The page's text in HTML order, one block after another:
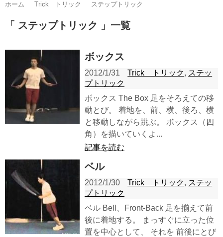
ホーム Trick トリック ステップトリック
「 ステップトリック 」一覧
ボックス
2012/1/31 Trick トリック, ステッ
プトリック
ボックス The Box 足をそろえての移
動とび。 着地を、前、横、後ろ、横
と移動しながら跳ぶ。 ボックス（四
角）を描いていくよ...
記事を読む
ベル
2012/1/30 Trick トリック, ステッ
プトリック
ベル Bell、Front-Back 足を揃えて前
後に着地する。 まっすぐに立った位
置を中心として、 それを 前後にとび